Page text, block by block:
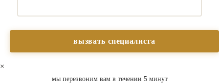
×
мы перезвоним вам в течении 5 минут